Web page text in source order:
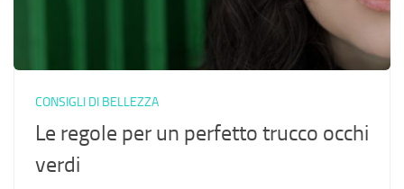
CONSIGLI DI BELLEZZA
Le regole per un perfetto trucco occhi
verdi